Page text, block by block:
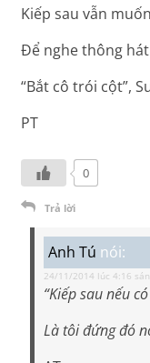
Kiếp sau vẫn
Để nghe thông
“Bắt cô trói cột”,
PT
0
Trả lời
Anh Tú nói:
24/11/2014 lúc 4:16
“Kiếp sau nếu
Là tôi đứng đó